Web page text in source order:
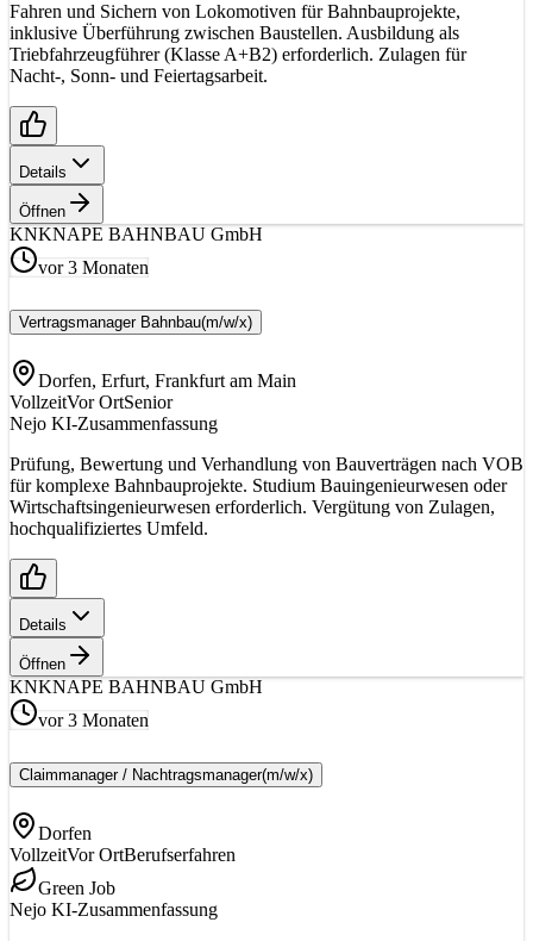
Fahren und Sichern von Lokomotiven für Bahnbauprojekte,
inklusive Überführung zwischen Baustellen. Ausbildung als
Triebfahrzeugführer (Klasse A+B2) erforderlich. Zulagen für
Nacht-, Sonn- und Feiertagsarbeit.
Details
Öffnen
KNKNAPE BAHNBAU GmbH
vor 3 Monaten
Vertragsmanager Bahnbau(m/w/x)
Dorfen, Erfurt, Frankfurt am Main
VollzeitVor OrtSenior
Nejo KI-Zusammenfassung
Prüfung, Bewertung und Verhandlung von Bauverträgen nach VOB
für komplexe Bahnbauprojekte. Studium Bauingenieurwesen oder
Wirtschaftsingenieurwesen erforderlich. Vergütung von Zulagen,
hochqualifiziertes Umfeld.
Details
Öffnen
KNKNAPE BAHNBAU GmbH
vor 3 Monaten
Claimmanager / Nachtragsmanager(m/w/x)
Dorfen
VollzeitVor OrtBerufserfahren
Green Job
Nejo KI-Zusammenfassung